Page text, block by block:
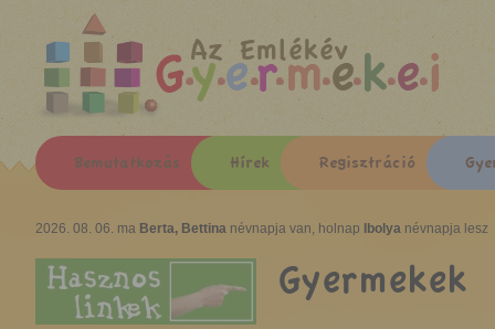
Az Emlékév
Bemutatkozás Hírek Regisztráció
2026. 08. 06. ma Berta, Bettina névnapja van, holnap Ibolya névnapja lesz
Gyermekek